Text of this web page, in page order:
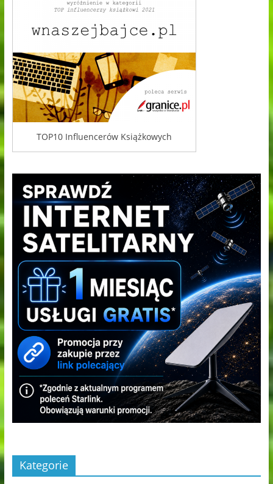
TOP10 Influencerów Książkowych
Kategorie